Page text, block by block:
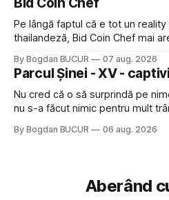
click să le las un rating. Un 5
Bid Coin Chef
Pe lângă faptul că e tot un
thailandeză, Bid Coin Chef mai
lăsat rece la prima vedere, după
îndrăgostesc de el. Nu
By Bogdan BUCUR 07 aug. 2026
Parcul Șinei - XV -
Nu cred că o să surprindă pe
nu s-a făcut nimic pentru mult
timp pui și latră prin gard la
By Bogdan BUCUR 06 aug. 2026
Aberând